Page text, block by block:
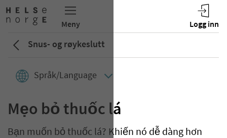
Snus- og røykeslutt
Språk/Language
Mẹo bỏ thuốc lá
Bạn muốn bỏ thuốc lá? Khiến nó dễ dàng hơn